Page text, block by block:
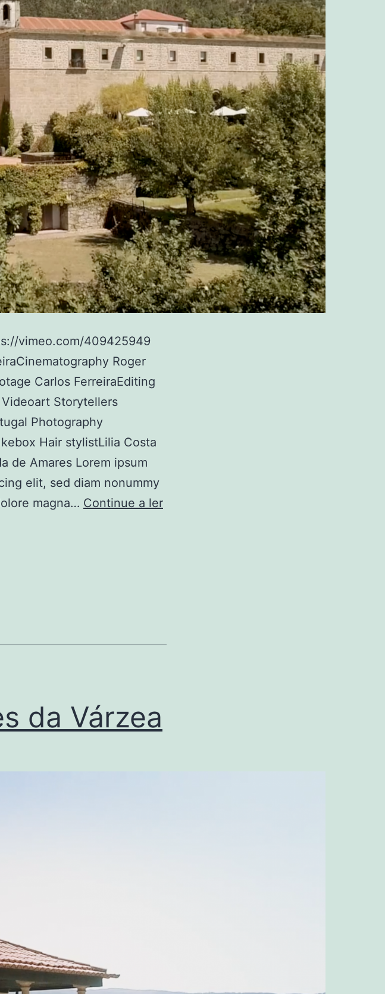
vimeo.com/409425949
Roger
Carlos FerreiraEditing
Storytellers
Photography
Hair stylistLilia Costa
de Amares Lorem ipsum
elit, sed diam nonummy
magna… Continue a lerPousada
da Várzea